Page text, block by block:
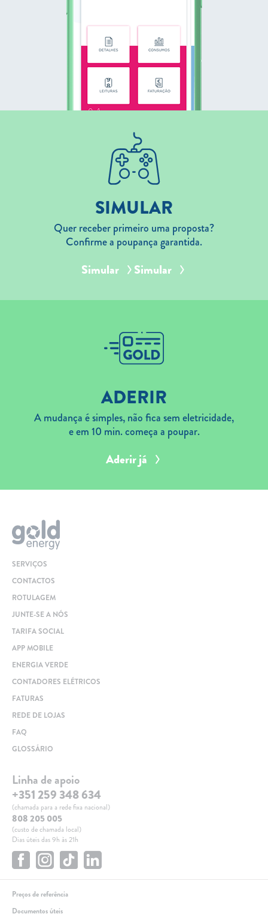
SIMULAR
Quer receber primeiro uma proposta?
Confirme a poupança garantida.
Simular Simular
ADERIR
A mudança é simples, não fica sem eletricidade,
e em 10 min. começa a poupar.
Aderir já
SERVIÇOS
CONTACTOS
ROTULAGEM
JUNTE-SE A NÓS
TARIFA SOCIAL
APP MOBILE
ENERGIA VERDE
CONTADORES ELÉTRICOS
FATURAS
REDE DE LOJAS
FAQ
GLOSSÁRIO
Linha de apoio
+351 259 348 634
(chamada para a rede fixa nacional)
808 205 005
(custo de chamada local)
Dias úteis das 9h às 21h
Preços de referência
Documentos úteis